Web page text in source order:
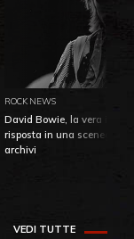
ROCK NEWS
David Bowie, la vera
risposta in una
archivi
VEDI TUTTE